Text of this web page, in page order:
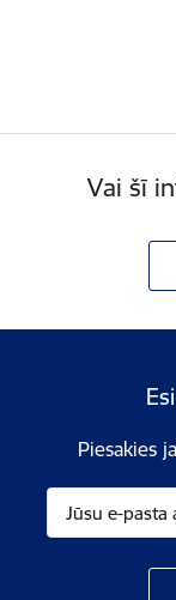
Vai šī
Piesakies